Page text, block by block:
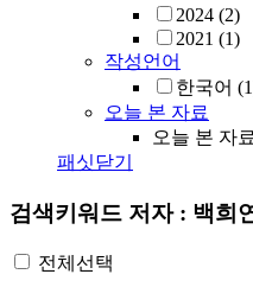
2024 (2)
2021 (1)
작성언어
한국어
오늘 본 자료
오늘 본 자
패싯닫기
검색키워드 저자 : 백희
전체선택